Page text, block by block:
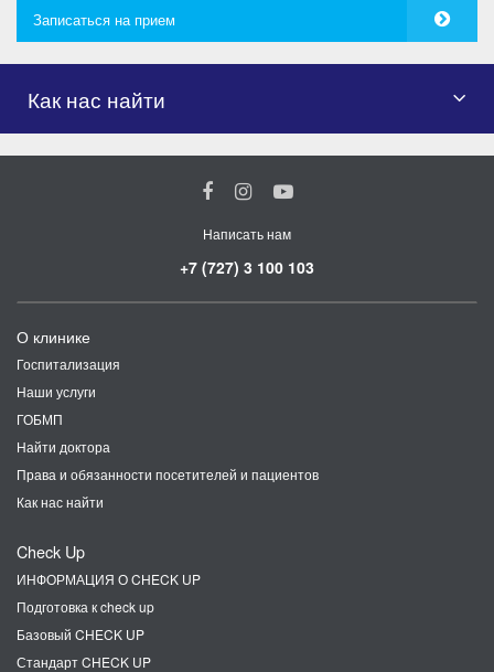
Записаться на прием
Как нас найти
Написать нам
+7 (727) 3 100 103
О клинике
Госпитализация
Наши услуги
ГОБМП
Найти доктора
Права и обязанности посетителей и пациентов
Как нас найти
Check Up
ИНФОРМАЦИЯ О CHECK UP
Подготовка к check up
Базовый CHECK UP
Стандарт CHECK UP